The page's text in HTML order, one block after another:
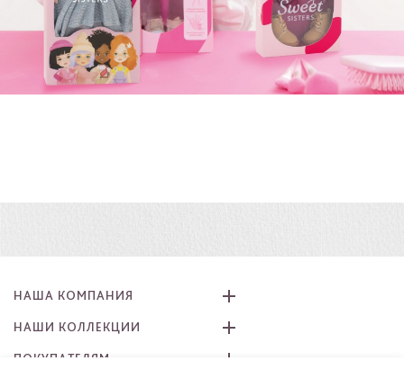
НАША КОМПАНИЯ
НАШИ КОЛЛЕКЦИИ
ПОКУПАТЕЛЯМ